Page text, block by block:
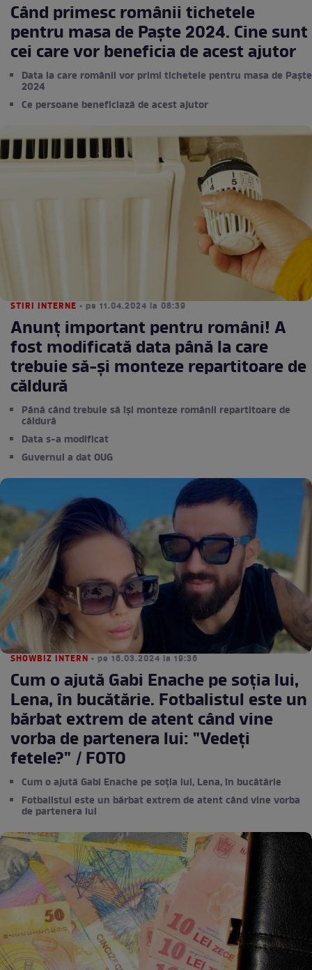
Când primesc românii tichetele
pentru masa de Paște 2024. Cine sunt
cei care vor beneficia de acest ajutor
Data la care românii vor primi tichetele pentru masa de Paște
2024
Ce persoane beneficiază de acest ajutor
STIRI INTERNE • pe 11.04.2024 la 08:39
Anunț important pentru români! A
fost modificată data până la care
trebuie să-şi monteze repartitoare de
căldură
Până când trebuie să își monteze românii repartitoare de
căldură
Data s-a modificat
Guvernul a dat OUG
SHOWBIZ INTERN • pe 16.03.2024 la 19:36
Cum o ajută Gabi Enache pe soția lui,
Lena, în bucătărie. Fotbalistul este un
bărbat extrem de atent când vine
vorba de partenera lui: "Vedeți
fetele?" / FOTO
Cum o ajută Gabi Enache pe soția lui, Lena, în bucătărie
Fotbalistul este un bărbat extrem de atent când vine vorba
de partenera lui